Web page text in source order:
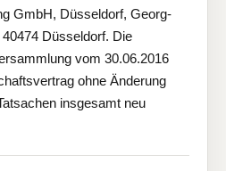
GmbH, Düsseldorf, Georg-
Düsseldorf. Die
vom 30.06.2016
ohne Änderung
insgesamt neu